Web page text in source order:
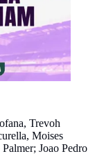
Trevoh
Moises
Joao Pedro